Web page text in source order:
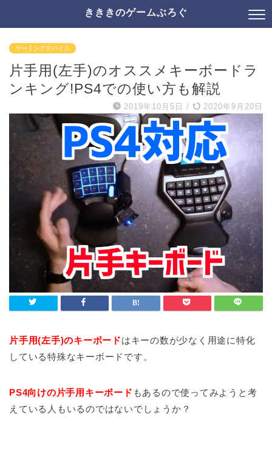
きききのゲームぶろぐ
ゲーミングデバイス
片手用(左手)のオススメキーボードラ
ンキング!PS4での使い方も解説
2019年10月5日 / 2020年9月20日
片手用(左手)のキーボードはキーの数が少なく用途に特化
している特殊なキーボードです。
PS4向けの片手用キーボード もあるので使ってみようと考
えている人もいるのではないでしょうか？